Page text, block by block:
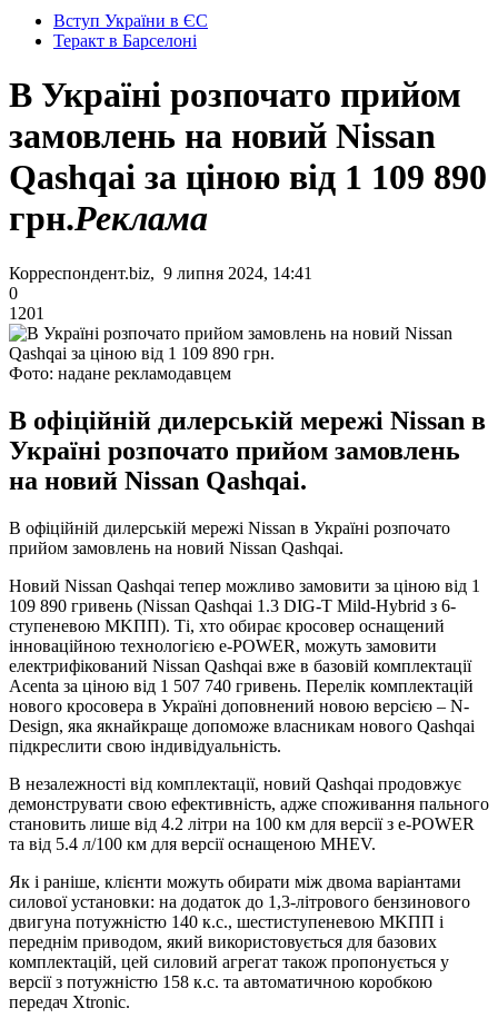
Вступ України в ЄС
Теракт в Барселоні
В Україні розпочато прийом
замовлень на новий Nissan
Qashqai за ціною від 1 109 890
грн.Реклама
Корреспондент.biz, 9 липня 2024, 14:41
0
1201
Фото: надане рекламодавцем
В офіційній дилерській мережі Nissan в
Україні розпочато прийом замовлень
на новий Nissan Qashqai.
В офіційній дилерській мережі Nissan в Україні розпочато
прийом замовлень на новий Nissan Qashqai.
Новий Nissan Qashqai тепер можливо замовити за ціною від 1
109 890 гривень (Nissan Qashqai 1.3 DIG-T Mild-Hybrid з 6-
ступеневою МKПП). Ті, хто обирає кросовер оснащений
інноваційною технологією e-POWER, можуть замовити
електрифікований Nissan Qashqai вже в базовій комплектації
Acenta за ціною від 1 507 740 гривень. Перелік комплектацій
нового кросовера в Україні доповнений новою версією – N-
Design, яка якнайкраще допоможе власникам нового Qashqai
підкреслити свою індивідуальність.
В незалежності від комплектації, новий Qashqai продовжує
демонструвати свою ефективність, адже споживання пального
становить лише від 4.2 літри на 100 км для версії з e-POWER
та від 5.4 л/100 км для версії оснащеною MHEV.
Як і раніше, клієнти можуть обирати між двома варіантами
силової установки: на додаток до 1,3-літрового бензинового
двигуна потужністю 140 к.с., шестиступеневою МKПП і
переднім приводом, який використовується для базових
комплектацій, цей силовий агрегат також пропонується у
версії з потужністю 158 к.с. та автоматичною коробкою
передач Xtronic.